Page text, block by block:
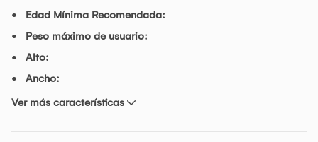
Edad Mínima Recomendada:
Peso máximo de usuario:
Alto:
Ancho:
Ver más características